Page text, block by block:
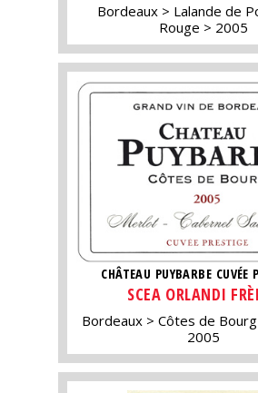
Bordeaux
Lalande de
Rouge
2005
CHÂTEAU PUYBARBE CUVÉE
SCEA ORLANDI
Bordeaux Côtes de Bourg
2005